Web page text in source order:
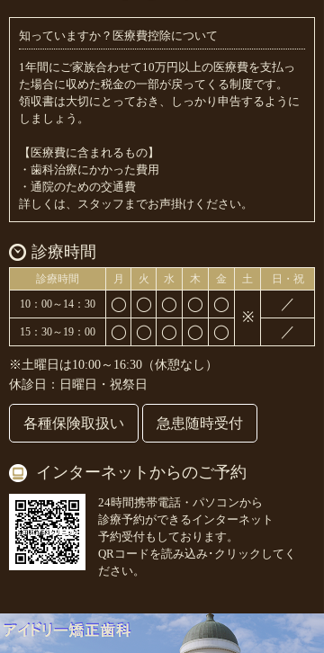
知っていますか？医療費控除について
1年間にご家族合わせて10万円以上の医療費を支払っ
た場合に収めた税金の一部が戻ってくる制度です。
領収書は大切にとっておき、しっかり申告するように
しましょう。
【医療費に含まれるもの】
・歯科治療にかかった費用
・通院のための交通費
詳しくは、スタッフまでお声掛けください。
診療時間
診療時間 月 火 水 木 金 土
日・祝
10：00～14：30
◯ ◯ ◯ ◯
◯
※
／
15：30～19：00 ◯ ◯ ◯ ◯ ◯ ／
※土曜日は10:00～16:30（休憩なし）
休診日：日曜日・祝祭日
各種保険取扱い 急患随時受付
インターネットからのご予約
24時間携帯電話・パソコンから
診療予約ができるインターネット
予約受付もしております。
QRコードを読み込み･クリックしてく
ださい。